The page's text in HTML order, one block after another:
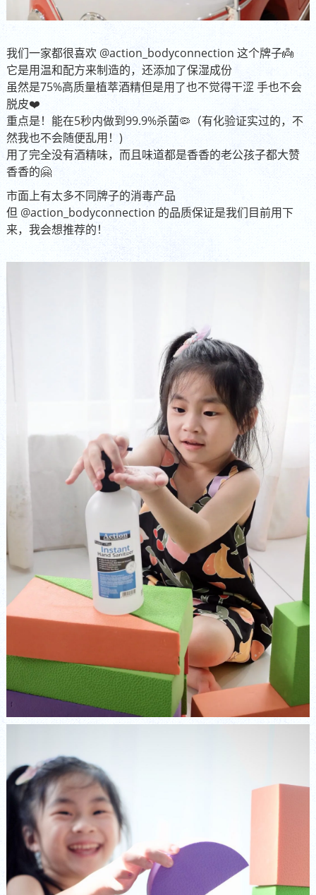
我们一家都很喜欢 @action_bodyconnection 这个牌子👼
它是用温和配方来制造的，还添加了保湿成份
虽然是75%高质量植萃酒精但是用了也不觉得干涩 手也不会
脱皮❤️
重点是！能在5秒内做到99.9%杀菌🦠（有化验证实过的，不
然我也不会随便乱用！)
用了完全没有酒精味，而且味道都是香香的老公孩子都大赞
香香的🤗
市面上有太多不同牌子的消毒产品
但 @action_bodyconnection 的品质保证是我们目前用下
来，我会想推荐的！